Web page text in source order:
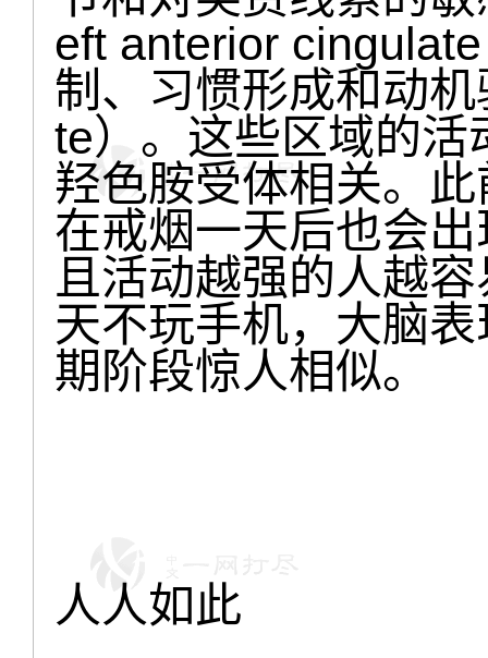
eft anterior
制、习惯形成和动
te）。这些区域的活
羟色胺受体相关。
在戒烟一天后也会
且活动越强的人越
天不玩手机，大脑
期阶段惊人相似。
人人如此